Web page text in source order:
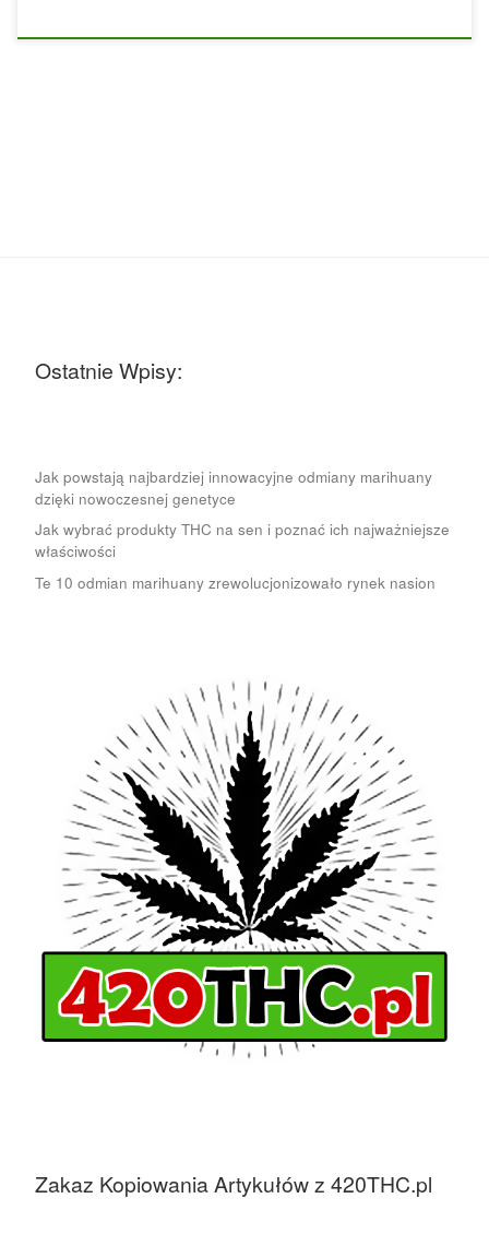
Ostatnie Wpisy:
Jak powstają najbardziej innowacyjne odmiany marihuany
dzięki nowoczesnej genetyce
Jak wybrać produkty THC na sen i poznać ich najważniejsze
właściwości
Te 10 odmian marihuany zrewolucjonizowało rynek nasion
Zakaz Kopiowania Artykułów z 420THC.pl